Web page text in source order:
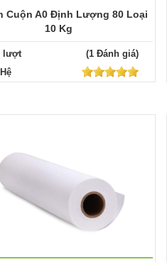
Cuộn A0 Định Lượng 80 Loại
10 Kg
lượt
(1 Đánh giá)